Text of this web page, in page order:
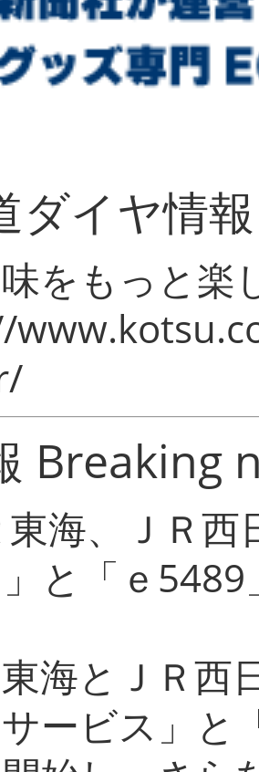
ダイヤ情
をもっと楽
Breaking
海、ＪＲ
と「ｅ
海とＪＲ西
サービス」